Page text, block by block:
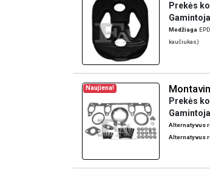
Prekės
Medžiaga
kaučiukas)
Naujiena!
Prekės
Alternatyvus
Alternatyvus